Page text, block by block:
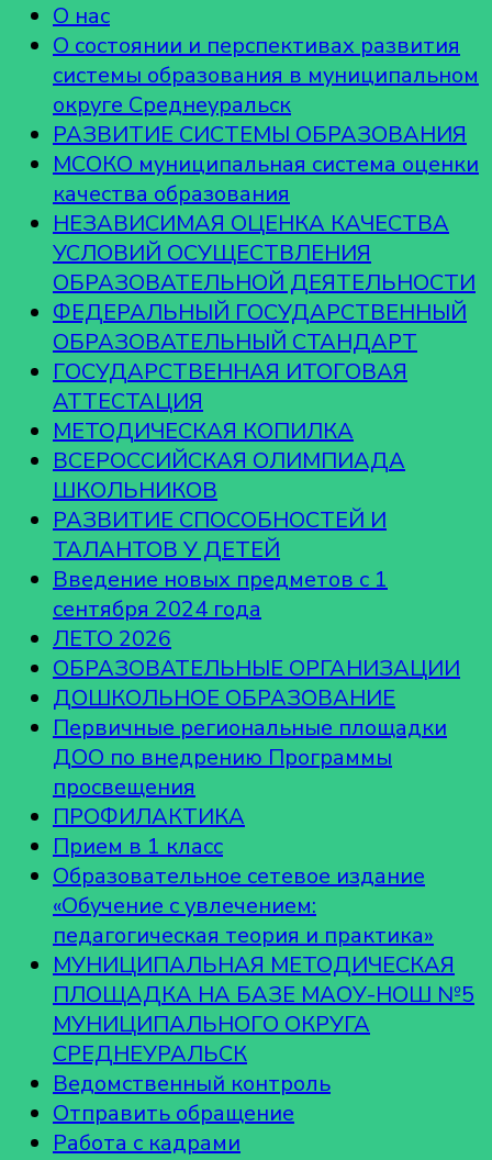
О нас
О состоянии и перспективах развития
системы образования в муниципальном
округе Среднеуральск
РАЗВИТИЕ СИСТЕМЫ ОБРАЗОВАНИЯ
МСОКО муниципальная система оценки
качества образования
НЕЗАВИСИМАЯ ОЦЕНКА КАЧЕСТВА
УСЛОВИЙ ОСУЩЕСТВЛЕНИЯ
ОБРАЗОВАТЕЛЬНОЙ ДЕЯТЕЛЬНОСТИ
ФЕДЕРАЛЬНЫЙ ГОСУДАРСТВЕННЫЙ
ОБРАЗОВАТЕЛЬНЫЙ СТАНДАРТ
ГОСУДАРСТВЕННАЯ ИТОГОВАЯ
АТТЕСТАЦИЯ
МЕТОДИЧЕСКАЯ КОПИЛКА
ВСЕРОССИЙСКАЯ ОЛИМПИАДА
ШКОЛЬНИКОВ
РАЗВИТИЕ СПОСОБНОСТЕЙ И
ТАЛАНТОВ У ДЕТЕЙ
Введение новых предметов с 1
сентября 2024 года
ЛЕТО 2026
ОБРАЗОВАТЕЛЬНЫЕ ОРГАНИЗАЦИИ
ДОШКОЛЬНОЕ ОБРАЗОВАНИЕ
Первичные региональные площадки
ДОО по внедрению Программы
просвещения
ПРОФИЛАКТИКА
Прием в 1 класс
Образовательное сетевое издание
«Обучение с увлечением:
педагогическая теория и практика»
МУНИЦИПАЛЬНАЯ МЕТОДИЧЕСКАЯ
ПЛОЩАДКА НА БАЗЕ МАОУ-НОШ №5
МУНИЦИПАЛЬНОГО ОКРУГА
СРЕДНЕУРАЛЬСК
Ведомственный контроль
Отправить обращение
Работа с кадрами